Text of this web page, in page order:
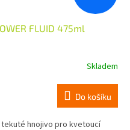
FLUID 475ml
Skladem
Do košíku
tekuté hnojivo pro kvetoucí